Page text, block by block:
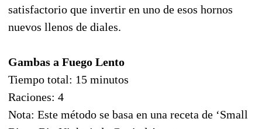
satisfactorio que invertir en uno de esos hornos
nuevos llenos de diales.
Gambas a Fuego Lento
Tiempo total: 15 minutos
Raciones: 4
Nota: Este método se basa en una receta de ‘Small